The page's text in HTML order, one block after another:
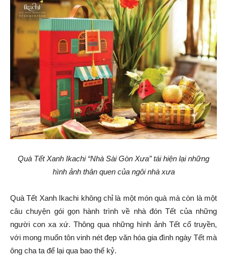
Quà Tết Xanh Ikachi “Nhà Sài Gòn Xưa” tái hiện lại những
hình ảnh thân quen của ngôi nhà xưa
Quà Tết Xanh Ikachi không chỉ là một món quà mà còn là một
câu chuyện gói gọn hành trình về nhà đón Tết của những
người con xa xứ. Thông qua những hình ảnh Tết cổ truyền,
với mong muốn tôn vinh nét đẹp văn hóa gia đình ngày Tết mà
ông cha ta để lại qua bao thế kỷ.